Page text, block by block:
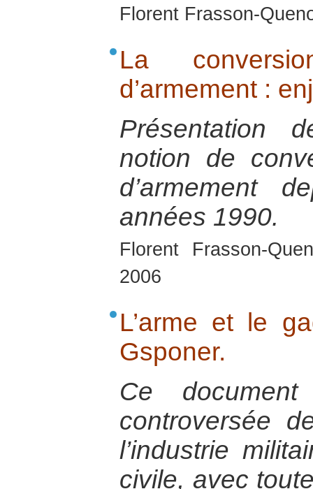
Florent Frasson-
La
d’armement :
Présentation
notion de
d’armement
années 1990.
Florent Frasson-
2006
L’arme et le
Gsponer.
Ce
controversée
l’industrie
civile, avec